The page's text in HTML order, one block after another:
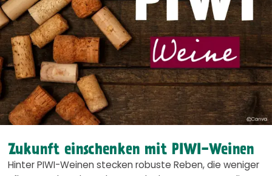
Zukunft einschenken mit PIWI-Weinen
Hinter PIWI-Weinen stecken robuste Reben, die weniger